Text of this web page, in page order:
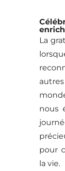
La
nous
pour
la vie.